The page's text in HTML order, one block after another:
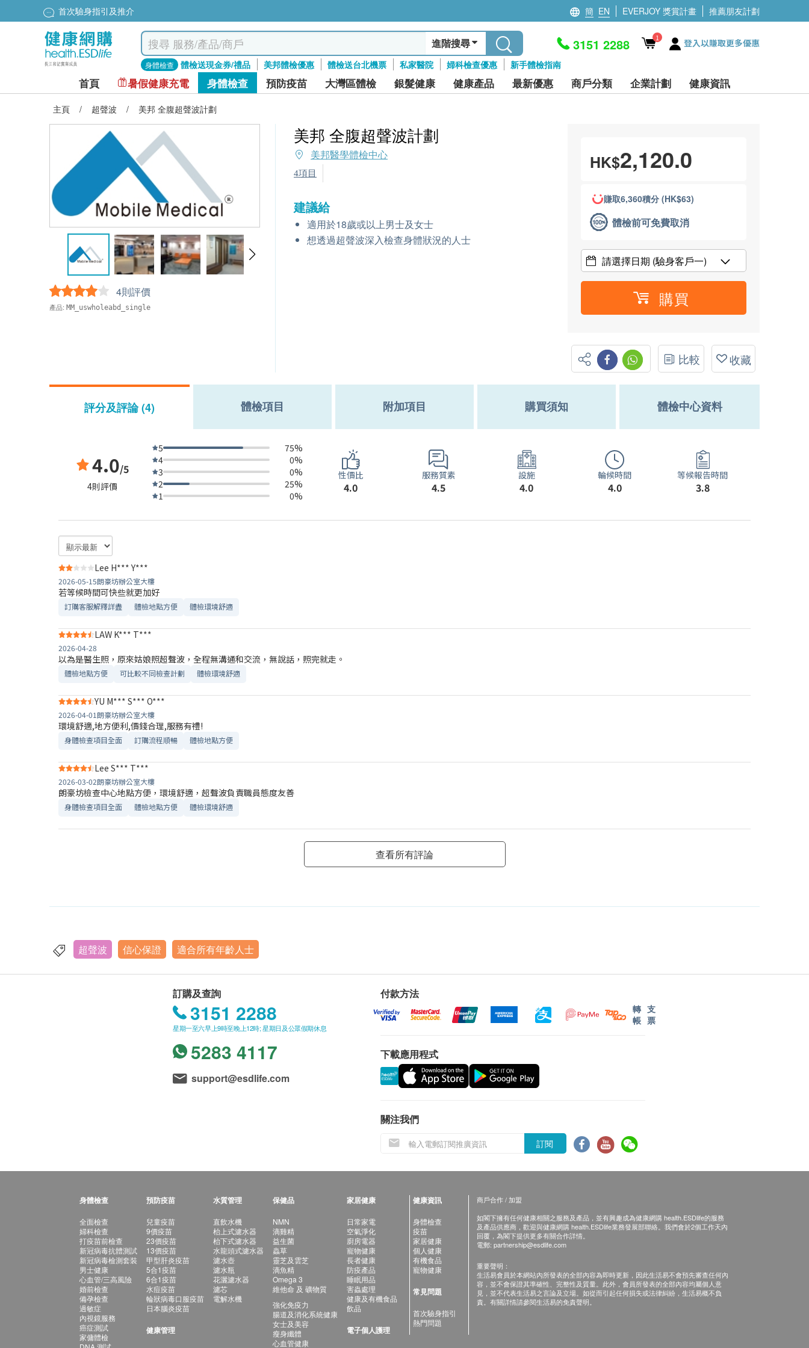
首次驗身指引及推介 簡 EN EVERJOY 獎賞計畫 推薦朋友計劃
進階搜尋
身體檢查 體檢送現金券/禮品 美邦體檢優惠 體檢送台北機票 私家醫院 婦科檢查優惠 新手體檢指南
3151 2288 1 登入以賺取更多優惠
首頁 暑假健康充電 身體檢查 預防疫苗 大灣區體檢 銀髮健康 健康產品 最新優惠 商戶分類 企業計劃 健康資訊
主頁 / 超聲波 / 美邦 全腹超聲波計劃
4則評價
產品: MM_uswholeabd_single
美邦 全腹超聲波計劃
美邦醫學體檢中心
4項目
建議給
適用於18歲或以上男士及女士
想透過超聲波深入檢查身體狀況的人士
HK$2,120.0
賺取6,360積分 (HK$63)
體檢前可免費取消
請選擇日期 (驗身客戶一)
購買
比較 收藏
評分及評論 (4) 體檢項目 附加項目 購買須知 體檢中心資料
4.0/5
4則評價
5
75%
4
0%
3
0%
2
25%
1
0%
性價比
4.0
服務質素
4.5
設施
4.0
輪候時間
4.0
等候報告時間
3.8
Lee H*** Y***
2026-05-15朗豪坊辦公室大樓
若等候時間可快些就更加好
訂購客服解釋詳盡 體檢地點方便 體檢環境舒適​
LAW K*** T***
2026-04-28
以為是醫生照，原來姑娘照超聲波，全程無溝通和交流，無說話，照完就走。
體檢地點方便 可比較不同檢查計劃 體檢環境舒適​
YU M*** S*** O***
2026-04-01 朗豪坊辦公室大樓
環境舒適,地方便利,價錢合理,服務有禮!
身體檢查項目全面 訂購流程順暢 體檢地點方便
Lee S*** T***
2026-03-02朗豪坊辦公室大樓
朗豪坊檢查中心地點方便，環境舒適，超聲波負責職員態度友善
身體檢查項目全面 體檢地點方便 體檢環境舒適​
查看所有評論
超聲波 信心保證 適合所有年齡人士
訂購及查詢
3151 2288
星期一至六早上9時至晚上12時; 星期日及公眾假期休息
5283 4117
support@esdlife.com
付款方法
轉
帳
支
票
下載應用程式
關注我們
訂閱
身體檢查
全面檢查
婦科檢查
打疫苗前檢查
新冠病毒抗體測試
新冠病毒檢測套裝
男士健康
心血管/三高風險
婚前檢查
備孕檢查
過敏症
內視鏡服務
癌症測試
家傭體檢
預防疫苗
兒童疫苗
9價疫苗
23價疫苗
13價疫苗
甲型肝炎疫苗
5合1疫苗
6合1疫苗
水痘疫苗
輪狀病毒口服疫苗
日本腦炎疫苗
健康管理
水質管理
直飲水機
枱上式濾水器
枱下式濾水器
水龍頭式濾水器
濾水壺
濾水瓶
花灑濾水器
濾芯
電解水機
保健品
NMN
滴雞精
益生菌
蟲草
靈芝及雲芝
滴魚精
Omega 3
維他命 及 礦物質
強化免疫力
腸道及消化系統健康
女士及美容
瘦身纖體
心血管健康
家居健康
日常家電
空氣淨化
廚房電器
寵物健康
長者健康
防疫產品
睡眠用品
害蟲處理
健康及有機食品
飲品
電子個人護理
健康資訊
身體檢查
疫苗
家居健康
個人健康
有機食品
寵物健康
常見問題
首次驗身指引
熱門問題
商戶合作 / 加盟
如閣下擁有任何健康相關之服務及產品，並有興趣成為健康網購 health.ESDlife的服務
及產品供應商，歡迎與健康網購 health.ESDlife業務發展部聯絡。我們會於2個工作天內
回覆，為閣下提供更多有關合作詳情。
電郵: partnership@esdlife.com
重要聲明：
生活易會員於本網站內所發表的全部內容為即時更新，因此生活易不會預先審查任何內
容，並不會保證其準確性、完整性及質量。此外，會員所發表的全部內容均屬個人意
見，並不代表生活易之言論及立場。如從而引起任何損失或法律糾紛，生活易概不負
責。有關詳情請參閱生活易的免責聲明。